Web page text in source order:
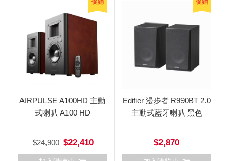
促銷
AIRPULSE A100HD 主動
式喇叭 A100 HD
$24,900 $22,410
促銷
Edifier 漫步者 R990BT 2.0
主動式藍牙喇叭 黑色
$2,870